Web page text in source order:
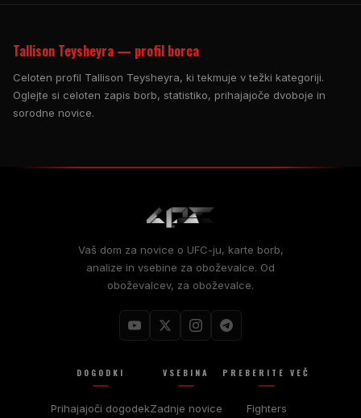
Tallison Teysheyra — profil borca
Celoten profil Tallison Teysheyra, ki tekmuje v težki kategoriji.
Oglejte si celoten zapis borb, statistiko, prihajajoče dvoboje in
sorodne novice.
Vaš dom za novice o UFC-ju, karte borb,
analize in vsebine za oboževalce. Od
oboževalcev, za oboževalce.
DOGODKI
Prihajajoči dogodek
VSEBINA
Zadnje novice
PREBERITE VEČ
Fighters